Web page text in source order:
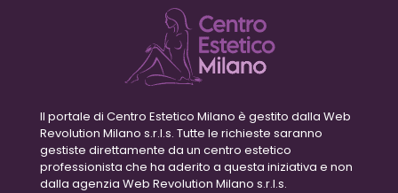
Il portale di Centro Estetico Milano è gestito dalla Web
Revolution Milano s.r.l.s. Tutte le richieste saranno
gestiste direttamente da un centro estetico
professionista che ha aderito a questa iniziativa e non
dalla agenzia Web Revolution Milano s.r.l.s.